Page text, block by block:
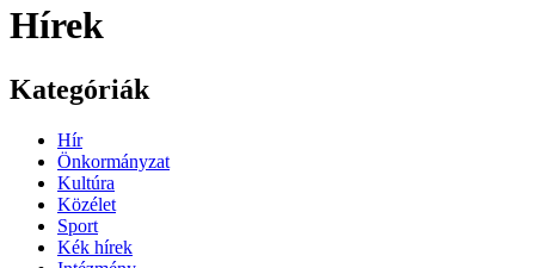
Hírek
Kategóriák
Hír
Önkormányzat
Kultúra
Közélet
Sport
Kék hírek